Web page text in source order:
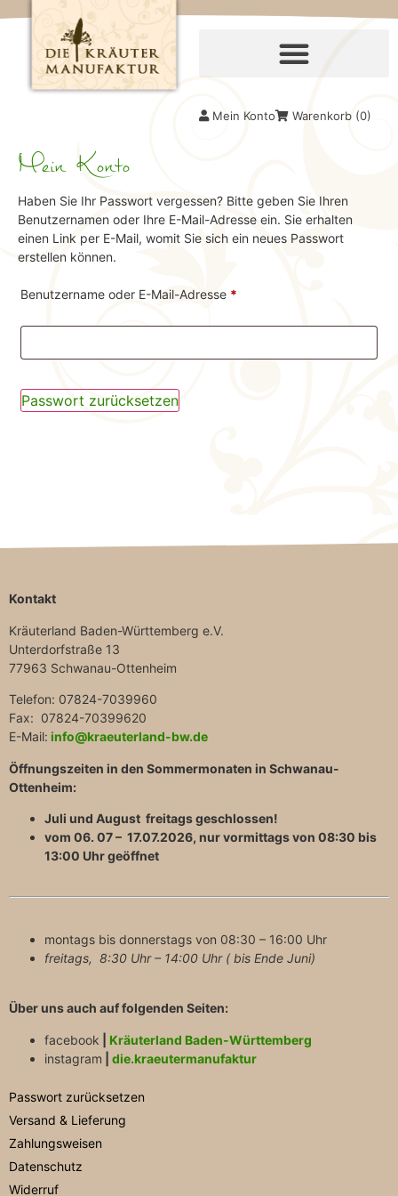
Warenkorb (0)
Mein Konto
Mein Konto
Haben Sie Ihr Passwort vergessen? Bitte geben Sie Ihren
Benutzernamen oder Ihre E-Mail-Adresse ein. Sie erhalten
einen Link per E-Mail, womit Sie sich ein neues Passwort
erstellen können.
Benutzername oder E-Mail-Adresse *
Passwort zurücksetzen
Kontakt
Kräuterland Baden-Württemberg e.V.
Unterdorfstraße 13
77963 Schwanau-Ottenheim
Telefon: 07824-7039960
Fax: 07824-70399620
E-Mail: info@kraeuterland-bw.de
Öffnungszeiten in den Sommermonaten in Schwanau-
Ottenheim:
Juli und August freitags geschlossen!
vom 06. 07 – 17.07.2026, nur vormittags von 08:30 bis
13:00 Uhr geöffnet
montags bis donnerstags von 08:30 – 16:00 Uhr
freitags, 8:30 Uhr – 14:00 Uhr ( bis Ende Juni)
Über uns auch auf folgenden Seiten:
facebook
Kräuterland Baden-Württemberg
instagram
die.kraeutermanufaktur
Passwort zurücksetzen
Versand & Lieferung
Zahlungsweisen
Datenschutz
Widerruf